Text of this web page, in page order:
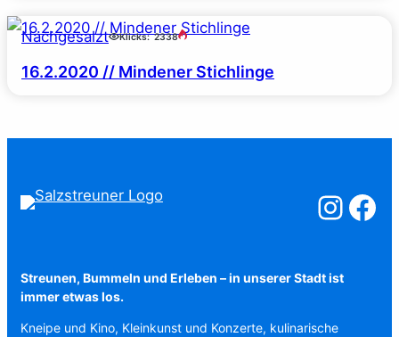
Nachgesalzt Klicks: 2338
16.2.2020 // Mindener Stichlinge
Salzstreuner
Streunen, Bummeln und Erleben – in unserer Stadt ist
immer etwas los.
Kneipe und Kino, Kleinkunst und Konzerte, kulinarische